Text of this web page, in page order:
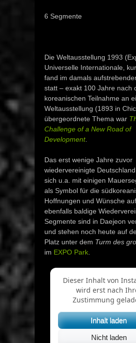
6 Segmente
Die Weltausstellung 1993
Universelle Internationale,
fand im damals
statt – exakt 100 Jahre nach
koreanischen Teilnahme an
Weltausstellung (1893 in
übergeordnete Thema war
Challenge of a New Road of
Development.
Das erst wenige Jahre zuvor
wiedervereinigte
sich u.a. mit einigen
als Symbol für die
Hoffnungen und Wünsche
ebenfalls baldige
Segmente sind in Daejeon
und stehen noch heute auf
Platz unter dem Turm des
im EXPO Park
Dieser Inhalt von
wird erst nach
Zustimmung
Inhalt laden
Nicht laden